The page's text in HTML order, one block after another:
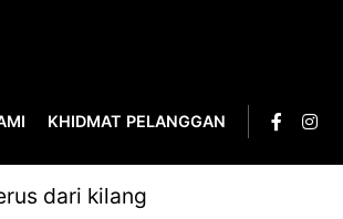
KHIDMAT PELANGGAN
dari kilang